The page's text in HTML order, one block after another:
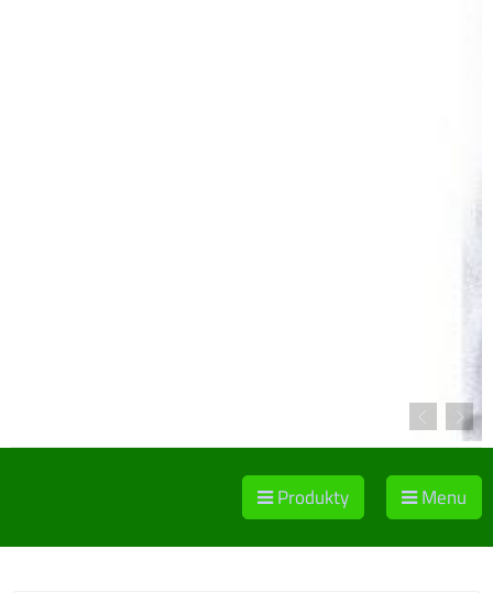
Produkty Menu